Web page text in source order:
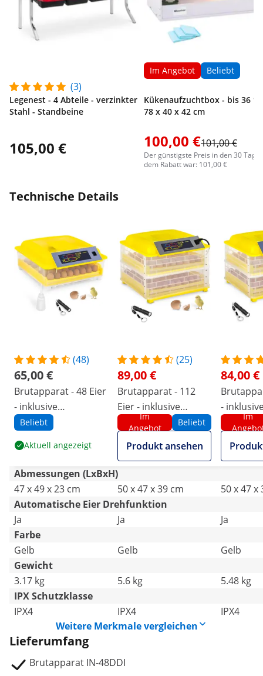
(3)
Legenest - 4 Abteile - verzinkter
Stahl - Standbeine
105,00 €
Im Angebot Beliebt
Kükenaufzuchtbox - bis 36
78 x 40 x 42 cm
100,00 €101,00 €
Der günstigste Preis in den 30
dem Rabatt war: 101,00 €
Technische Details
(48)
65,00 €
Brutapparat - 48 Eier
- inklusive
Schierlampe und
vollautomatisch
Beliebt
Aktuell angezeigt
(25)
89,00 €
Brutapparat - 112
Eier - inklusive
Schierlampe -
vollautomatisch
Im
Angebot
Beliebt
Produkt ansehen
84,00 €
-
Im
Abmessungen (LxBxH)
47 x 49 x 23 cm
50 x 47 x 39 cm
50 x 47 x
Automatische Eier Drehfunktion
Ja
Ja
Ja
Farbe
Gelb
Gelb
Gelb
Gewicht
3.17 kg
5.6 kg
5.48 kg
IPX Schutzklasse
IPX4
IPX4
IPX4
Weitere Merkmale vergleichen
Lieferumfang
Brutapparat IN-48DDI